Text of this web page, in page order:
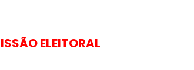
ELEITORAL